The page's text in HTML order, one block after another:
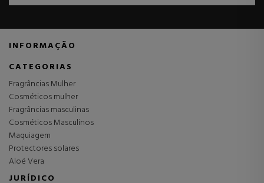
INFORMAÇÃO
CATEGORIAS
Fragrâncias Mulher
Cosméticos mulher
Fragrâncias masculinas
Cosméticos Masculinos
Maquiagem
Protectores solares
Aloé Vera
JURÍDICO